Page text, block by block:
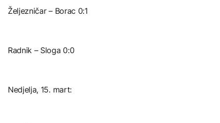
Željezničar – Borac 0:1
Radnik – Sloga 0:0
Nedjelja, 15. mart: